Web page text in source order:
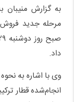
به گزارش منیبان
داد.
وی با اشاره به
انجام‌شده قطار